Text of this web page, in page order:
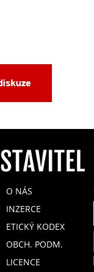
O NÁS
INZERCE
ETICKÝ KODEX
OBCH. PODM.
LICENCE